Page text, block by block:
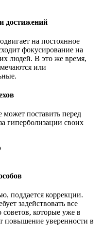
достижений
на постоянное
фокусирование на
людей. В это же время,
или
может поставить перед
гиперболизации своих
поддается коррекции.
задействовать все
которые уже в
повышение уверенности в